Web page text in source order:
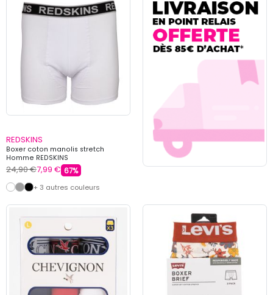
REDSKINS
Boxer coton manolis stretch
Homme REDSKINS
24,90 €7,99 € 67%
+ 3 autres couleurs